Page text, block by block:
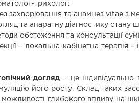
трихолог:
захворювання та анамнез vitae з
та апаратну діагностику
обстеження та консультації
– локальна кабінетна терапія –
догляд – це індивідуально
його росту. Склад таких
можливості глибокого впливу на